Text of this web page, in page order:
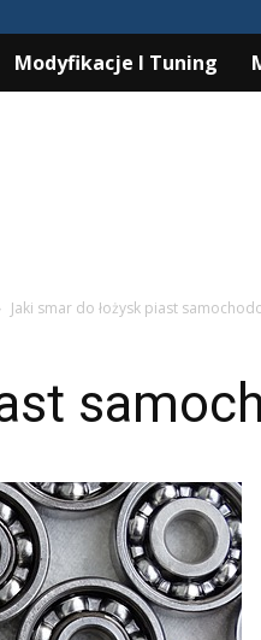
Modyfikacje I Tuning
Jaki smar do łożysk piast